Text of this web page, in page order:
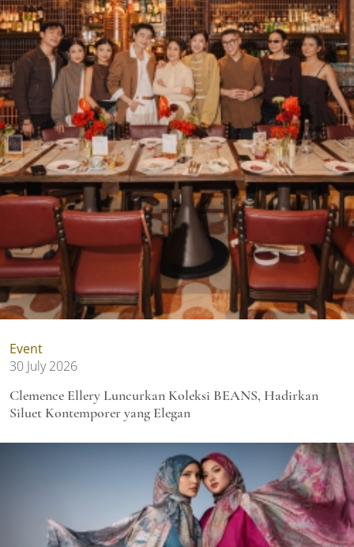
Event
30 July 2026
Clemence Ellery Luncurkan Koleksi BEANS, Hadirkan
Siluet Kontemporer yang Elegan